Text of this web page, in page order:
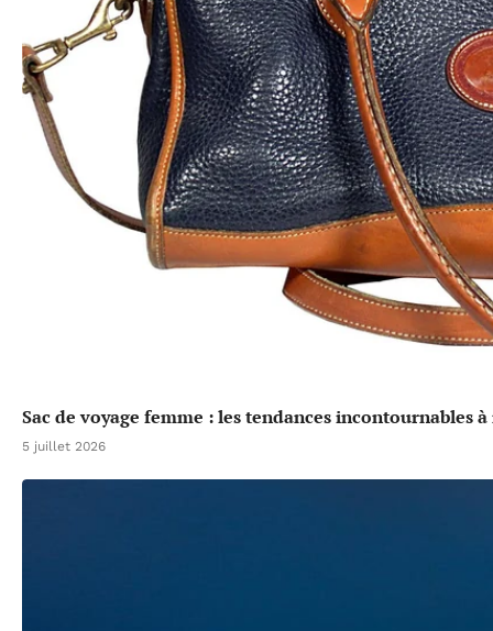
Sac de voyage femme : les tendances incontournables
5 juillet 2026